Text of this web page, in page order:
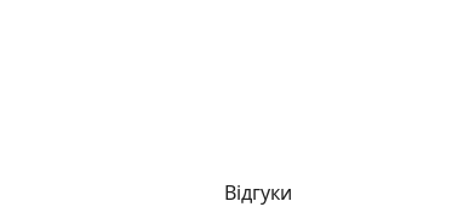
Відгуки